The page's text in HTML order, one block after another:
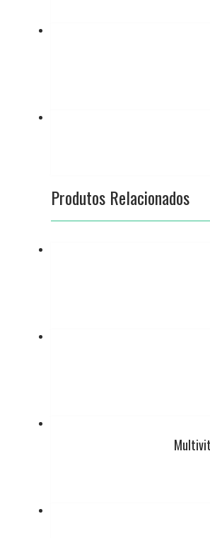
Produtos Relacionados